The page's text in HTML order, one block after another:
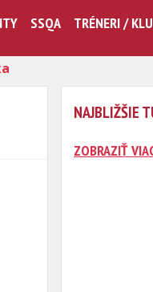
SSQA TRÉNERI /
NAJBLIŽŠIE
ZOBRAZIŤ